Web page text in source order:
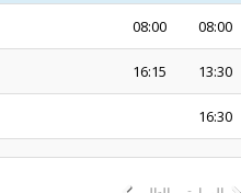
08:00
08:00
13:30
16:15
16:30